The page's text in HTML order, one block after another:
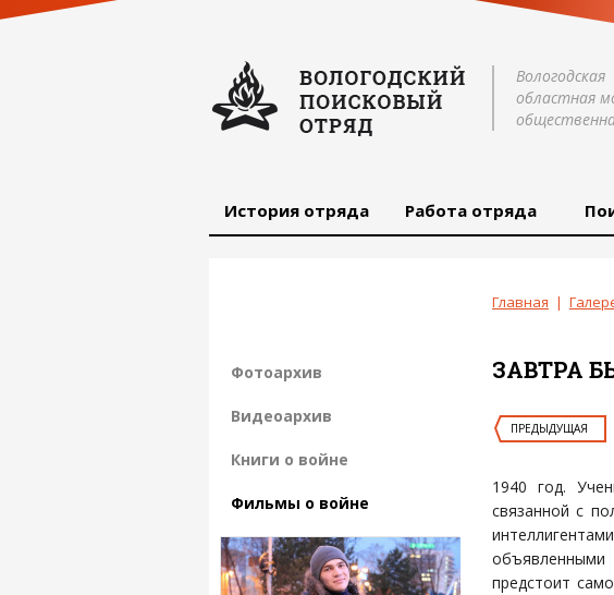
Вологодская
областная
История отряда Работа отряда
Главная |
ЗАВТРА
ПРЕДЫДУЩАЯ
1940 год.
связанной с
объявленными
предстоит
Фотоархив
Видеоархив
Книги о войне
Фильмы о войне